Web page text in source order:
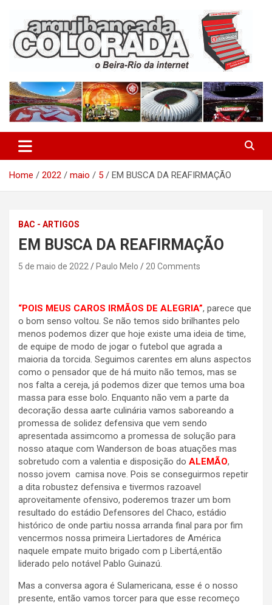
content
Arquibancada Colorada
Home 2022 maio 5 EM BUSCA DA REAFIRMAÇÃO
BAC - ARTIGOS
EM BUSCA DA REAFIRMAÇÃO
5 de maio de 2022 Paulo Melo 20 Comments
“POIS MEUS CAROS IRMÃOS DE ALEGRIA”, parece que
o bom senso voltou. Se não temos sido brilhantes pelo
menos podemos dizer que hoje existe uma ideia de time,
de equipe de modo de jogar o futebol que agrada a
maioria da torcida. Seguimos carentes em aluns aspectos
como o pensador que de há muito não temos, mas se
nos falta a cereja, já podemos dizer que temos uma boa
massa para esse bolo. Enquanto não vem a parte da
decoração dessa aarte culinária vamos saboreando a
promessa de solidez defensiva que vem sendo
apresentada assimcomo a promessa de solução para
nosso ataque com Wanderson de boas atuações mas
sobretudo com a valentia e disposição do ALEMÃO,
nosso jovem camisa nove. Pois se conseguirmos repetir
a dita robustez defensiva e tivermos razoavel
aproveitamente ofensivo, poderemos trazer um bom
resultado do estádio Defensores del Chaco, estádio
histórico de onde partiu nossa arranda final para por fim
vencermos nossa primeira Liertadores de América
naquele empate muito brigado com p Libertá,então
liderado pelo notável Pablo Guinazú.
Mas a conversa agora é Sulamericana, esse é o nosso
presente, então vamos torcer para que esse recomeço